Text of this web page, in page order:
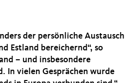
der persönliche Austausch
Estland bereichernd“, so
– und insbesondere
In vielen Gesprächen wurde